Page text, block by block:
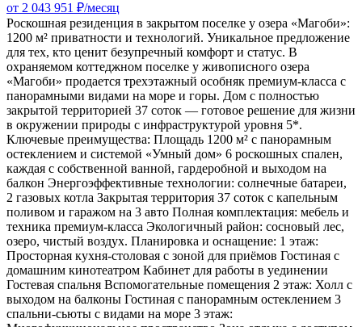
от 2 043 951 ₽/месяц
Роскошная резиденция в закрытом поселке у озера «Магоби»:
1200 м² приватности и технологий. Уникальное предложение
для тех, кто ценит безупречный комфорт и статус. В
охраняемом коттеджном поселке у живописного озера
«Магоби» продается трехэтажный особняк премиум-класса с
панорамными видами на море и горы. Дом с полностью
закрытой территорией 37 соток — готовое решение для жизни
в окружении природы с инфраструктурой уровня 5*.
Ключевые преимущества: Площадь 1200 м² с панорамным
остеклением и системой «Умный дом» 6 роскошных спален,
каждая с собственной ванной, гардеробной и выходом на
балкон Энергоэффективные технологии: солнечные батареи,
2 газовых котла Закрытая территория 37 соток с капельным
поливом и гаражом на 3 авто Полная комплектация: мебель и
техника премиум-класса Экологичный район: сосновый лес,
озеро, чистый воздух. Планировка и оснащение: 1 этаж:
Просторная кухня-столовая с зоной для приёмов Гостиная с
домашним кинотеатром Кабинет для работы в уединении
Гостевая спальня Вспомогательные помещения 2 этаж: Холл с
выходом на балконы Гостиная с панорамным остеклением 3
спальни-сьюты с видами на море 3 этаж: